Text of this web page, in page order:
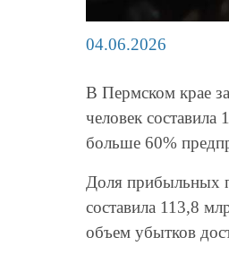
04.06.2026
В Пермском крае
человек
больше 60%
Доля прибыльных
составила 113,8
объем убытков